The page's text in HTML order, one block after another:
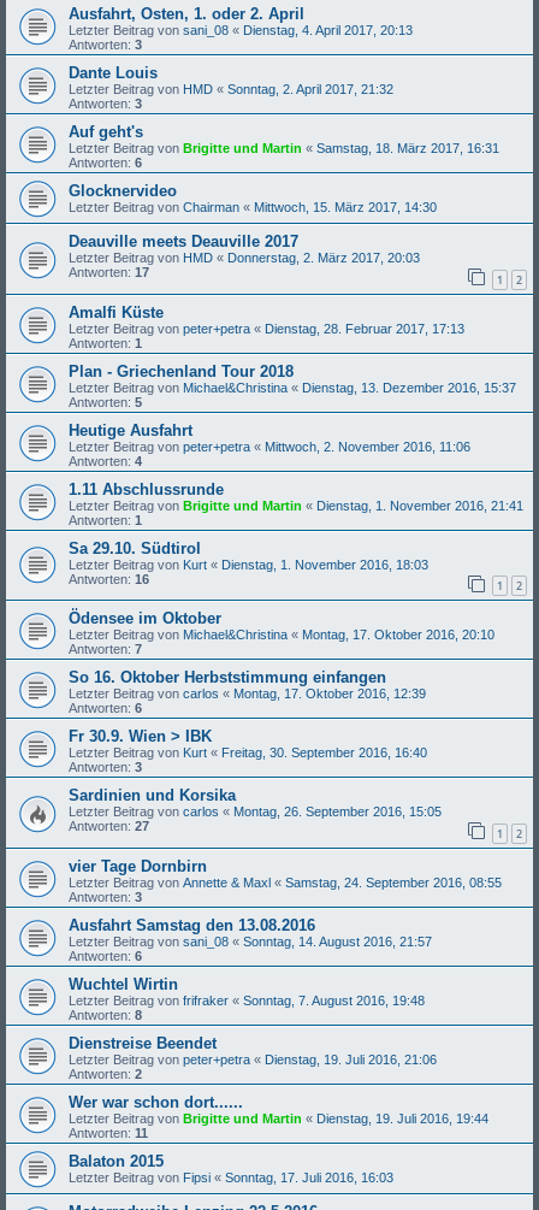
Ausfahrt, Osten, 1. oder 2. April
Letzter Beitrag von sani_08 « Dienstag, 4. April 2017, 20:13
Antworten: 3
Dante Louis
Letzter Beitrag von HMD « Sonntag, 2. April 2017, 21:32
Antworten: 3
Auf geht's
Letzter Beitrag von Brigitte und Martin « Samstag, 18. März 2017, 16:31
Antworten: 6
Glocknervideo
Letzter Beitrag von Chairman « Mittwoch, 15. März 2017, 14:30
Deauville meets Deauville 2017
Letzter Beitrag von HMD « Donnerstag, 2. März 2017, 20:03
Antworten: 17 1 2
Amalfi Küste
Letzter Beitrag von peter+petra « Dienstag, 28. Februar 2017, 17:13
Antworten: 1
Plan - Griechenland Tour 2018
Letzter Beitrag von Michael&Christina « Dienstag, 13. Dezember 2016, 15:37
Antworten: 5
Heutige Ausfahrt
Letzter Beitrag von peter+petra « Mittwoch, 2. November 2016, 11:06
Antworten: 4
1.11 Abschlussrunde
Letzter Beitrag von Brigitte und Martin « Dienstag, 1. November 2016, 21:41
Antworten: 1
Sa 29.10. Südtirol
Letzter Beitrag von Kurt « Dienstag, 1. November 2016, 18:03
Antworten: 16 1 2
Ödensee im Oktober
Letzter Beitrag von Michael&Christina « Montag, 17. Oktober 2016, 20:10
Antworten: 7
So 16. Oktober Herbststimmung einfangen
Letzter Beitrag von carlos « Montag, 17. Oktober 2016, 12:39
Antworten: 6
Fr 30.9. Wien > IBK
Letzter Beitrag von Kurt « Freitag, 30. September 2016, 16:40
Antworten: 3
Sardinien und Korsika
Letzter Beitrag von carlos « Montag, 26. September 2016, 15:05
Antworten: 27 1 2
vier Tage Dornbirn
Letzter Beitrag von Annette & Maxl « Samstag, 24. September 2016, 08:55
Antworten: 3
Ausfahrt Samstag den 13.08.2016
Letzter Beitrag von sani_08 « Sonntag, 14. August 2016, 21:57
Antworten: 6
Wuchtel Wirtin
Letzter Beitrag von frifraker « Sonntag, 7. August 2016, 19:48
Antworten: 8
Dienstreise Beendet
Letzter Beitrag von peter+petra « Dienstag, 19. Juli 2016, 21:06
Antworten: 2
Wer war schon dort......
Letzter Beitrag von Brigitte und Martin « Dienstag, 19. Juli 2016, 19:44
Antworten: 11
Balaton 2015
Letzter Beitrag von Fipsi « Sonntag, 17. Juli 2016, 16:03